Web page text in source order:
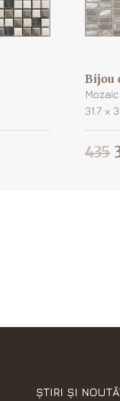
Bijou
Mozaic
31.7 х
435
ȘTIRI ȘI